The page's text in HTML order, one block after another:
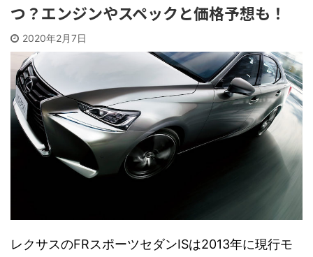
つ？エンジンやスペックと価格予想も！
2020年2月7日
レクサスのFRスポーツセダンISは2013年に現行モ